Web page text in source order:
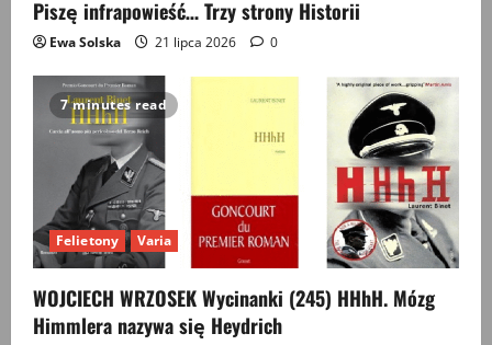
Piszę infrapowieść… Trzy strony Historii
Ewa Solska 21 lipca 2026 0
7 minutes read
Felietony Varia
WOJCIECH WRZOSEK Wycinanki (245) HHhH. Mózg
Himmlera nazywa się Heydrich